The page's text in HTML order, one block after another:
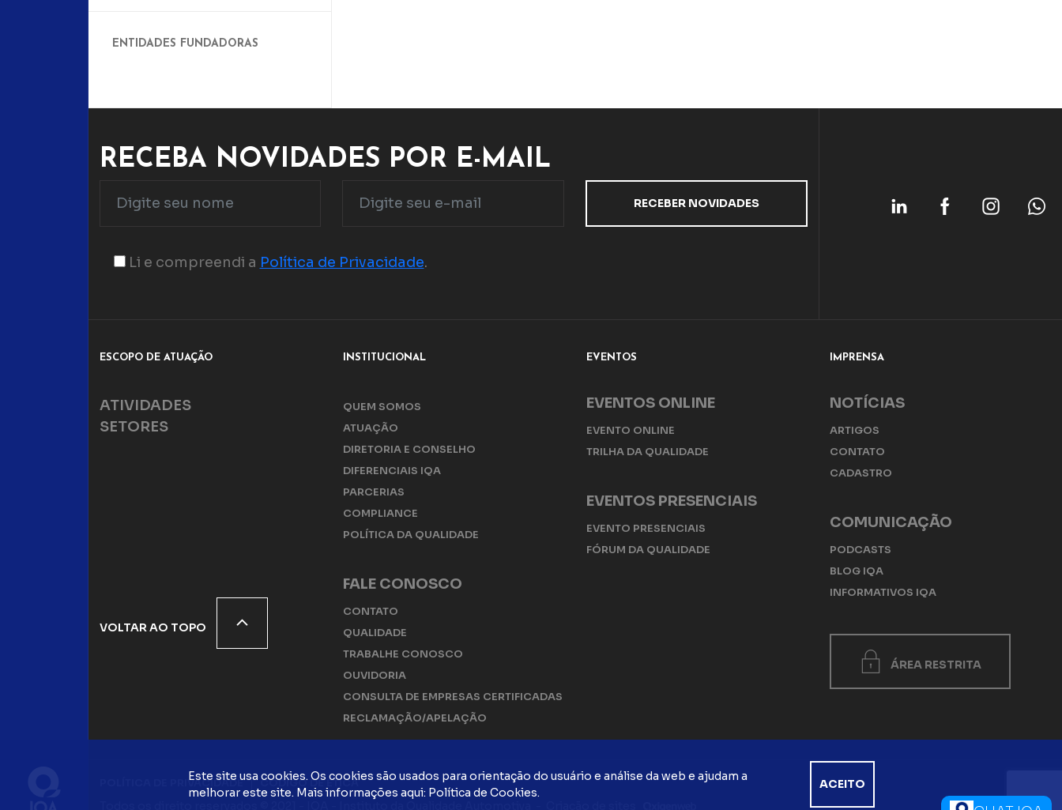
ENTIDADES FUNDADORAS
RECEBA NOVIDADES POR E-MAIL
Li e compreendi a Política de Privacidade.
ESCOPO DE ATUAÇÃO
ATIVIDADES
SETORES
VOLTAR AO TOPO
INSTITUCIONAL
QUEM SOMOS
ATUAÇÃO
DIRETORIA E CONSELHO
DIFERENCIAIS IQA
PARCERIAS
COMPLIANCE
POLÍTICA DA QUALIDADE
FALE CONOSCO
CONTATO
QUALIDADE
TRABALHE CONOSCO
OUVIDORIA
CONSULTA DE EMPRESAS CERTIFICADAS
RECLAMAÇÃO/APELAÇÃO
EVENTOS
EVENTOS ONLINE
EVENTO ONLINE
TRILHA DA QUALIDADE
EVENTOS PRESENCIAIS
EVENTO PRESENCIAIS
FÓRUM DA QUALIDADE
IMPRENSA
NOTÍCIAS
ARTIGOS
CONTATO
CADASTRO
COMUNICAÇÃO
PODCASTS
BLOG IQA
INFORMATIVOS IQA
ÁREA RESTRITA
POLÍTICA DE PRIVACIDADE CÓDIGO DE ÉTICA
Este site usa cookies. Os cookies são usados ​​para orientação do usuário e análise da web e ajudam a
melhorar este site. Mais informações aqui: Política de Cookies.
ACEITO